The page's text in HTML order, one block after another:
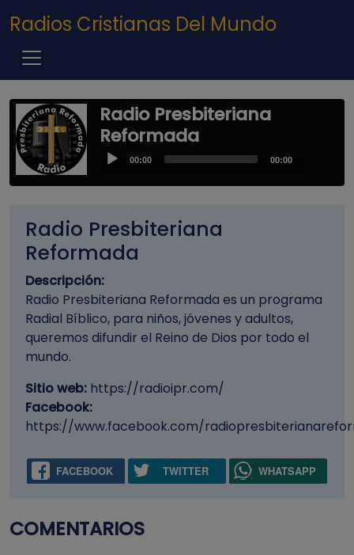
Pasar al contenido principal
Radios Cristianas Del Mundo
Radio Presbiteriana
Reformada
Audio00:00 00:00
Radio Presbiteriana
Reformada
Descripción:
Radio Presbiteriana Reformada es un programa
Radial Bíblico, para niños, jóvenes y adultos,
queremos difundir el Reino de Dios por todo el
mundo.
Sitio web: https://radioipr.com/
Facebook:
https://www.facebook.com/
FACEBOOK TWITTER WHATSAPP
COMENTARIOS